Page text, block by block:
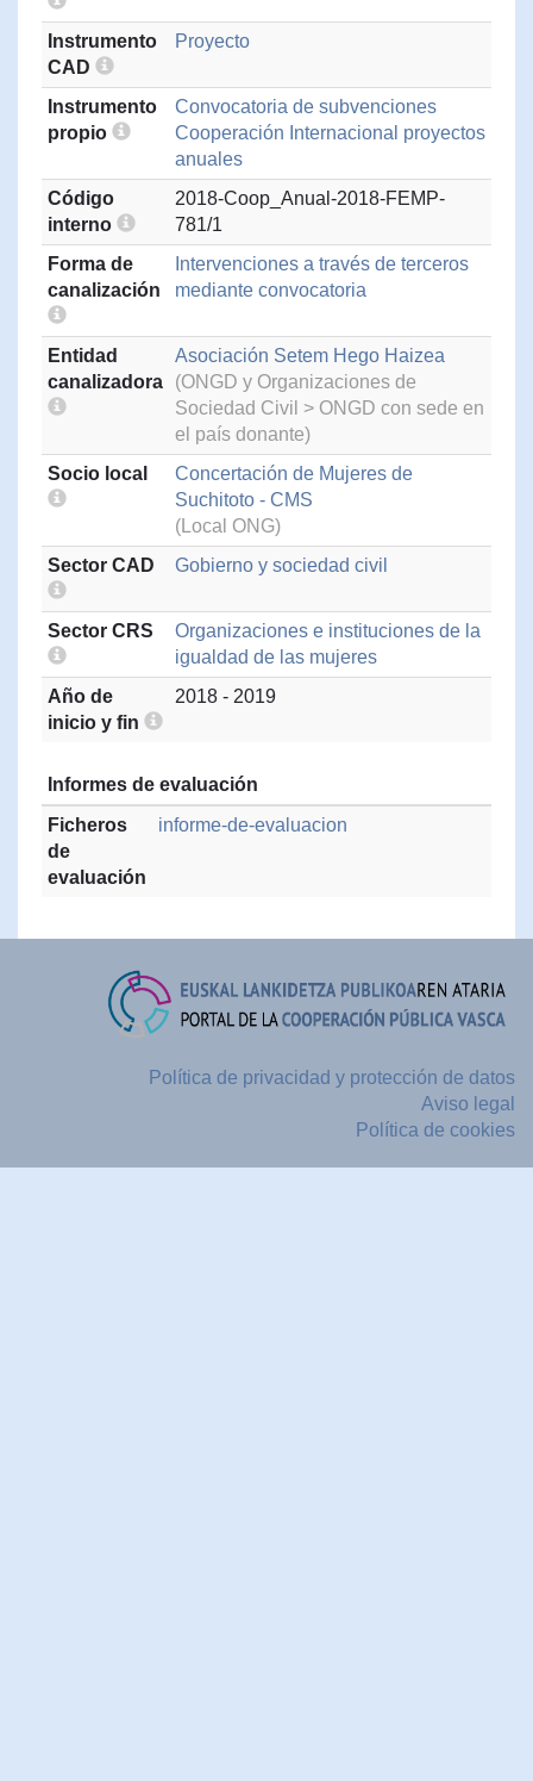
Instrumento
CAD
Proyecto
Instrumento
propio
Convocatoria de subvenciones
Cooperación Internacional proyectos
anuales
Código
interno
2018-Coop_Anual-2018-FEMP-
781/1
Forma de
canalización
Intervenciones a través de terceros
mediante convocatoria
Entidad
canalizadora
Asociación Setem Hego Haizea
(ONGD y Organizaciones de
Sociedad Civil > ONGD con sede en
el país donante)
Socio local
Concertación de Mujeres de
Suchitoto - CMS
(Local ONG)
Sector CAD
Gobierno y sociedad civil
Sector CRS
Organizaciones e instituciones de la
igualdad de las mujeres
Año de
inicio y fin
2018 - 2019
Informes de evaluación
Ficheros
de
evaluación
informe-de-evaluacion
Política de privacidad y protección de datos
Aviso legal
Política de cookies